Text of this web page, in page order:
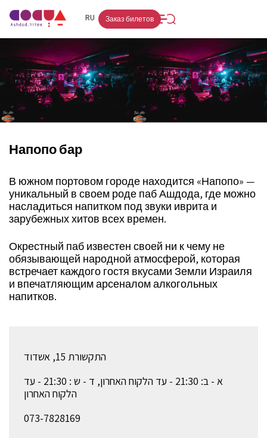
RU
HE
Заказ билетов
Напопо бар
В южном портовом городе находится «Напопо» —
уникальный в своем роде паб Ашдода, где можно
насладиться напитком под звуки иврита и
зарубежных хитов всех времен.
Окрестный паб известен своей ни к чему не
обязывающей народной атмосферой, которая
встречает каждого гостя вкусами Земли Израиля
и впечатляющим арсеналом алкогольных
напитков.
התקשורת 15, אשדוד
א - ב: 21:30 - עד הלקוח האחרון, ד - ש : 21:30 - עד
הלקוח האחרון
073-7828169